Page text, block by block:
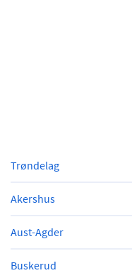
Trøndelag
Akershus
Aust-Agder
Buskerud